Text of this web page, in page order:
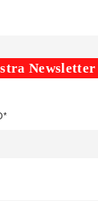
Newsletter
*